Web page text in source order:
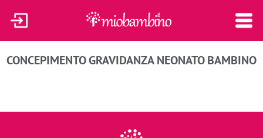
CONCEPIMENTOGRAVIDANZA NEONATO BAMBINO